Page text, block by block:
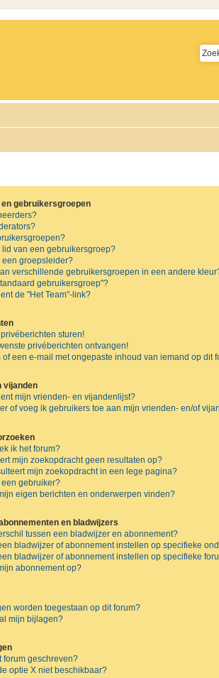
gebruikersgroepen
lid van een gebruikersgroep?
een groepsleider?
verschillende gebruikersgroepen in een andere
gebruikersgroep"?
de "Het Team"-link?
privéberichten sturen!
privéberichten ontvangen!
of een e-mail met ongepaste inhoud van iemand op dit
vijanden
mijn vrienden- en vijandenlijst?
of voeg ik gebruikers toe aan mijn vrienden- en/of
ik het forum?
mijn zoekopdracht geen resultaten op?
mijn zoekopdracht in een lege pagina?
gebruiker?
eigen berichten en onderwerpen vinden?
en bladwijzers
tussen een bladwijzer en abonnement?
bladwijzer of abonnement instellen op specifieke
bladwijzer of abonnement instellen op specifieke
abonnement op?
worden toegestaan op dit forum?
mijn bijlagen?
forum geschreven?
optie X niet beschikbaar?